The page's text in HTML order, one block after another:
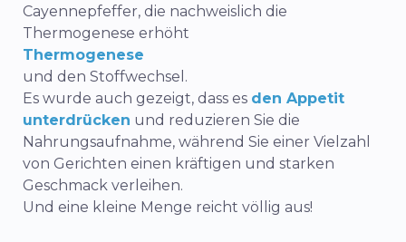
Cayennepfeffer, die nachweislich die
Thermogenese erhöht
Thermogenese
und den Stoffwechsel.
Es wurde auch gezeigt, dass es den Appetit
unterdrücken und reduzieren Sie die
Nahrungsaufnahme, während Sie einer Vielzahl
von Gerichten einen kräftigen und starken
Geschmack verleihen.
Und eine kleine Menge reicht völlig aus!